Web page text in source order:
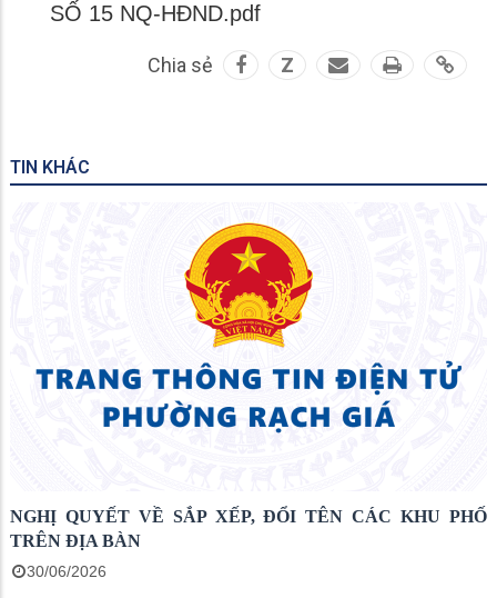
SỐ 15 NQ-HĐND.pdf
Chia sẻ Z
TIN KHÁC
NGHỊ QUYẾT VỀ SẮP XẾP, ĐỔI TÊN CÁC KHU PHỐ
TRÊN ĐỊA BÀN
30/06/2026